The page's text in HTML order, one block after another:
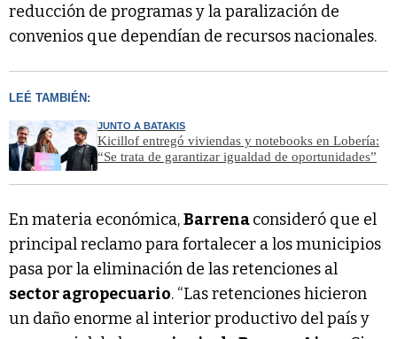
reducción de programas y la paralización de
convenios que dependían de recursos nacionales.
LEÉ TAMBIÉN:
JUNTO A BATAKIS
Kicillof entregó viviendas y notebooks en Lobería:
“Se trata de garantizar igualdad de oportunidades”
En materia económica,Barrenaconsideró que el
principal reclamo para fortalecer a los municipios
pasa por la eliminación de las retenciones al
sector agropecuario. “Las retenciones hicieron
un daño enorme al interior productivo del país y